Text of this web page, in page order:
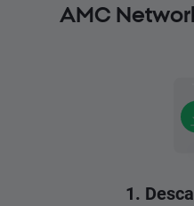
AMC
1.